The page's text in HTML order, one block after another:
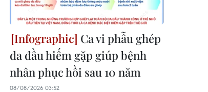
Ca vi phẫu ghép
da đầu hiếm gặp giúp bệnh
nhân phục hồi sau 10 năm
08/08/2026 03:52